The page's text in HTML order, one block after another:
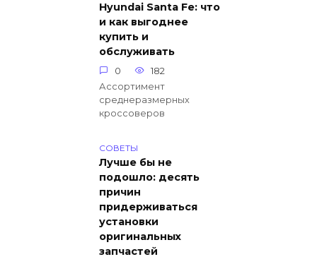
Hyundai Santa Fe: что
и как выгоднее
купить и
обслуживать
0
182
Ассортимент
среднеразмерных
кроссоверов
СОВЕТЫ
Лучше бы не
подошло: десять
причин
придерживаться
установки
оригинальных
запчастей